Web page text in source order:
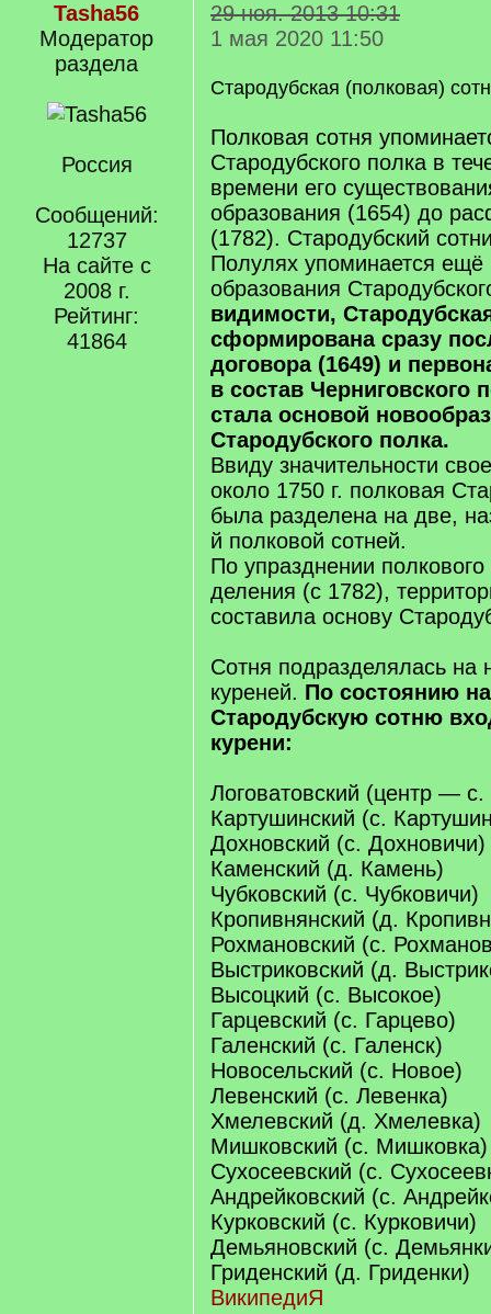
Tasha56
Модератор
раздела
Россия
Сообщений:
12737
На сайте с
2008 г.
Рейтинг:
41864
29 ноя. 2013 10:31
1 мая 2020 11:50
Стародубская (полковая)
Полковая сотня
Стародубского полка в
времени его
образования (1654) до
(1782). Стародубский
Полулях упоминается ещё
образования
видимости,
сформирована сразу
договора (1649) и
в состав Черниговского
стала основой
Стародубского полка.
Ввиду значительности
около 1750 г. полковая
была разделена на две,
й полковой сотней.
По упразднении полкового
деления (с 1782),
составила основу
Сотня подразделялась на
куреней. По состоянию
Стародубскую сотню
курени:
Логоватовский (центр — с.
Картушинский (с.
Дохновский (с. Дохновичи)
Каменский (д. Камень)
Чубковский (с. Чубковичи)
Кропивнянский (д.
Рохмановский (с.
Выстриковский (д.
Высоцкий (с. Высокое)
Гарцевский (с. Гарцево)
Галенский (с. Галенск)
Новосельский (с. Новое)
Левенский (с. Левенка)
Хмелевский (д. Хмелевка)
Мишковский (с. Мишковка)
Сухосеевский (с.
Андрейковский (с.
Курковский (с. Курковичи)
Демьяновский (с.
Гриденский (д. Гриденки)
ВикипедиЯ